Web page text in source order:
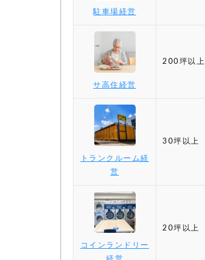
駐車場経営
サ高住経営
200坪以上
トランクルーム経
営
30坪以上
コインランドリー
20坪以上